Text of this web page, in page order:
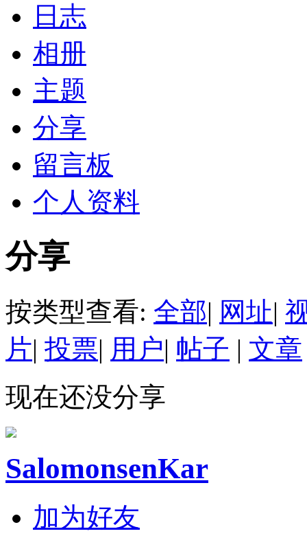
日志
相册
主题
分享
留言板
个人资料
分享
按类型查看: 全部| 网址|
片| 投票| 用户| 帖子 | 文章
现在还没分享
SalomonsenKar
加为好友